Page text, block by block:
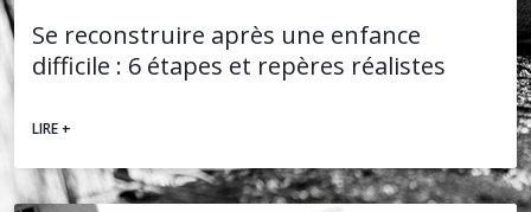
Se reconstruire après une enfance
difficile : 6 étapes et repères réalistes
LIRE +